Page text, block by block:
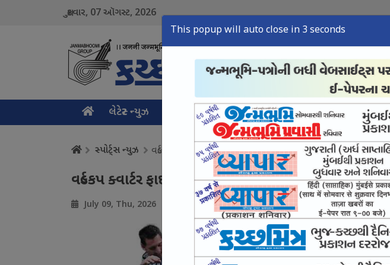
શુક્રવાર, 07ઑગસ્ટ, 2026
લેટેસ્ટ ન્યુઝ મુખ્ય સમાચાર ક્રાઇમ ન્યુઝ સ્પોર્ટ્સ ન્યુઝ તંત્રી
This popup will auto close in 2 seconds
સ્પોર્ટ્સ ન્યુઝ વર્લ્ડકપ ક્વાર્ટર ફાઇનલની 8 ટીમ નક્કી
વર્લ્ડકપ ક્વાર્ટર ફાઇનલની 8 ટીમ નક્કી
July 09, Thu, 2026